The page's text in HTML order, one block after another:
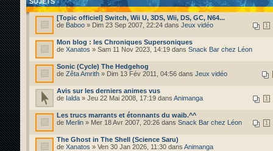
[Topic officiel] Switch, Wii U, 3DS, Wii, DS, GC, N64...
1
de Baboo » Dim 23 Sep 2007, 22:24 dans Jeux vidéo
Mon blog : les Chroniques Supersoniques
de Xanatos » Sam 11 Nov 2023, 14:19 dans Snack Bar chez Léon
Sonic (Cycle) The Hedgehog
de Zêta Amrith » Dim 13 Fév 2011, 04:56 dans Jeux vidéo
Avis sur les derniers animes vus
1
de Ialda » Jeu 22 Mai 2008, 17:19 dans Animanga
Les trucs marrants et étonnants du waib.^^
1
de Merlin » Mer 18 Avr 2007, 20:26 dans Snack Bar chez Léon
The Ghost in The Shell (Science Saru)
de Xanatos » Ven 30 Jan 2026, 11:30 dans Animanga